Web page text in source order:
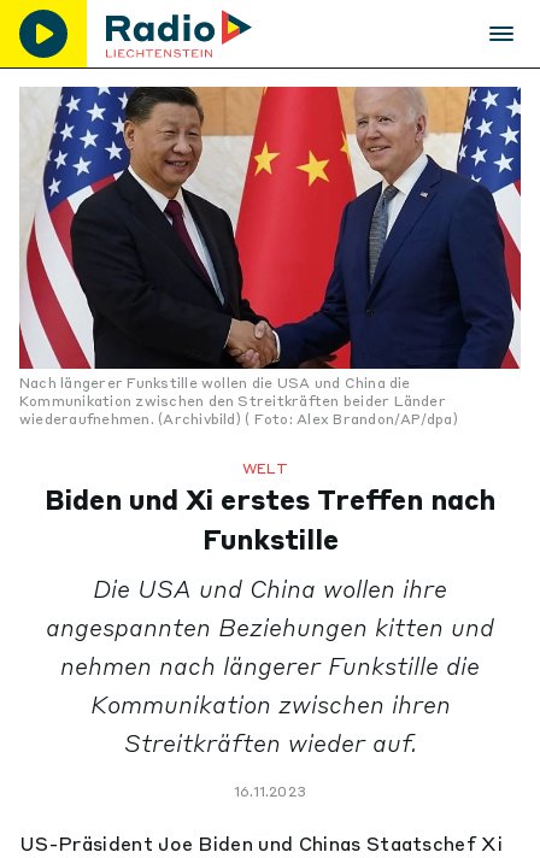
Nach längerer Funkstille wollen die USA und China die
Kommunikation zwischen den Streitkräften beider Länder
wiederaufnehmen. (Archivbild) ( Foto: Alex Brandon/AP/dpa)
WELT
Biden und Xi erstes Treffen nach
Funkstille
Die USA und China wollen ihre
angespannten Beziehungen kitten und
nehmen nach längerer Funkstille die
Kommunikation zwischen ihren
Streitkräften wieder auf.
16.11.2023
US-Präsident Joe Biden und Chinas Staatschef Xi